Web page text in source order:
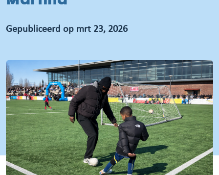
Gepubliceerd op mrt 23, 2026